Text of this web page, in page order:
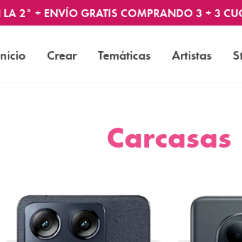
2° + ENVÍO GRATIS COMPRANDO 3 + 3
Crear Temáticas Artistas
Carcasas